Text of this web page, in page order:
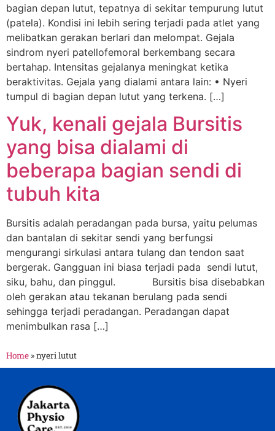
bagian depan lutut, tepatnya di sekitar tempurung lutut
(patela). Kondisi ini lebih sering terjadi pada atlet yang
melibatkan gerakan berlari dan melompat. Gejala
sindrom nyeri patellofemoral berkembang secara
bertahap. Intensitas gejalanya meningkat ketika
beraktivitas. Gejala yang dialami antara lain: • Nyeri
tumpul di bagian depan lutut yang terkena. […]
Yuk, kenali gejala Bursitis
yang bisa dialami di
beberapa bagian sendi di
tubuh kita
Bursitis adalah peradangan pada bursa, yaitu pelumas
dan bantalan di sekitar sendi yang berfungsi
mengurangi sirkulasi antara tulang dan tendon saat
bergerak. Gangguan ini biasa terjadi pada sendi lutut,
siku, bahu, dan pinggul. Bursitis bisa disebabkan
oleh gerakan atau tekanan berulang pada sendi
sehingga terjadi peradangan. Peradangan dapat
menimbulkan rasa […]
Home »nyeri lutut